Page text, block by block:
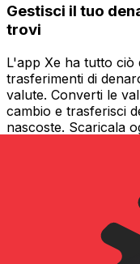
Gestisci il tuo
trovi
L'app Xe ha tutto ciò
trasferimenti di
valute. Converti le
cambio e trasferisci
nascoste. Scaricala